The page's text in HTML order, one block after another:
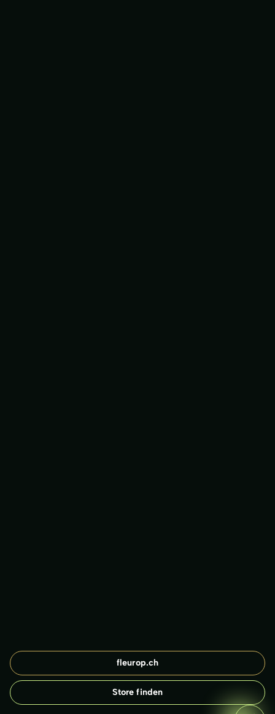
fleurop.ch
Store finden